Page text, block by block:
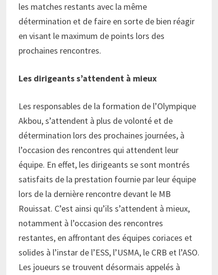
les matches restants avec la même
détermination et de faire en sorte de bien réagir
en visant le maximum de points lors des
prochaines rencontres.
Les dirigeants s’attendent à mieux
Les responsables de la formation de l’Olympique
Akbou, s’attendent à plus de volonté et de
détermination lors des prochaines journées, à
l’occasion des rencontres qui attendent leur
équipe. En effet, les dirigeants se sont montrés
satisfaits de la prestation fournie par leur équipe
lors de la dernière rencontre devant le MB
Rouissat. C’est ainsi qu’ils s’attendent à mieux,
notamment à l’occasion des rencontres
restantes, en affrontant des équipes coriaces et
solides à l’instar de l’ESS, l’USMA, le CRB et l’ASO.
Les joueurs se trouvent désormais appelés à